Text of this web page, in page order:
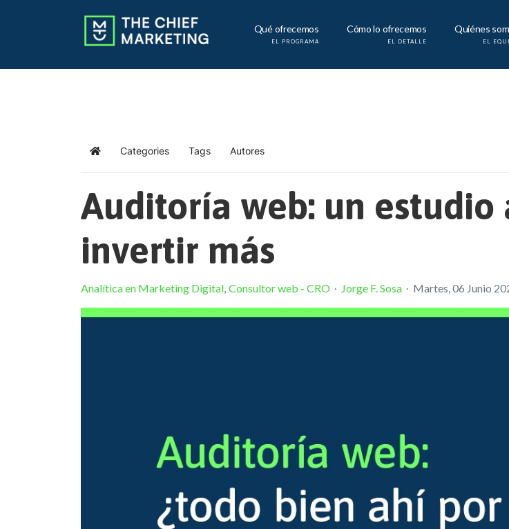
Qué ofrecemos
EL PROGRAMA
Cómo lo ofrecemos
EL DETALLE
Quiénes
EL
Home Categories Tags Autores
Auditoría web: un estudio
invertir más
Analítica en Marketing Digital Consultor web - CRO Jorge F. Sosa Martes, 06 Junio